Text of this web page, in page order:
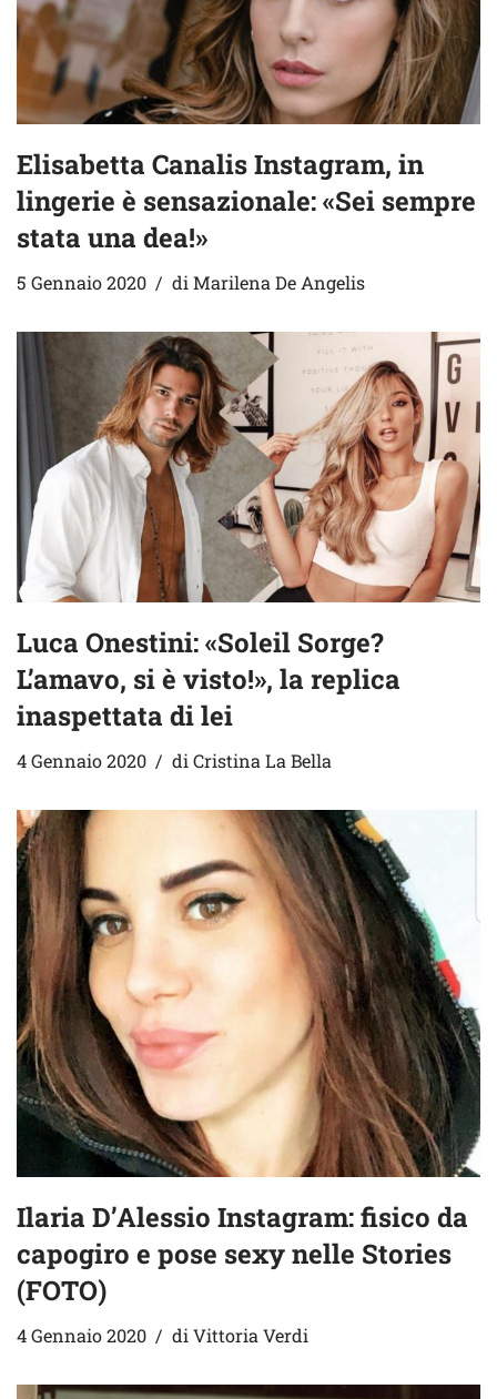
Elisabetta Canalis Instagram, in
lingerie è sensazionale: «Sei sempre
stata una dea!»
5 Gennaio 2020 di Marilena De Angelis
Luca Onestini: «Soleil Sorge?
L’amavo, si è visto!», la replica
inaspettata di lei
4 Gennaio 2020 di Cristina La Bella
Ilaria D’Alessio Instagram: fisico da
capogiro e pose sexy nelle Stories
(FOTO)
4 Gennaio 2020 diVittoria Verdi